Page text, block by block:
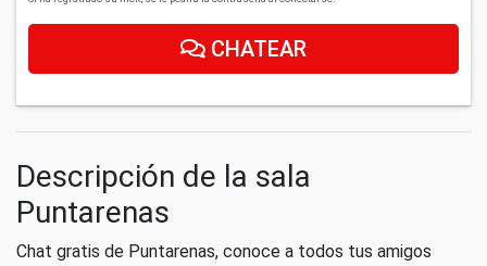
CHATEAR
Descripción de la sala
Puntarenas
Chat gratis de Puntarenas, conoce a todos tus amigos